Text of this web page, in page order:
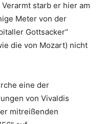
starb er hier am
Meter von der
Gottsacker“
die von Mozart) nicht
eine der
von Vivaldis
mitreißenden